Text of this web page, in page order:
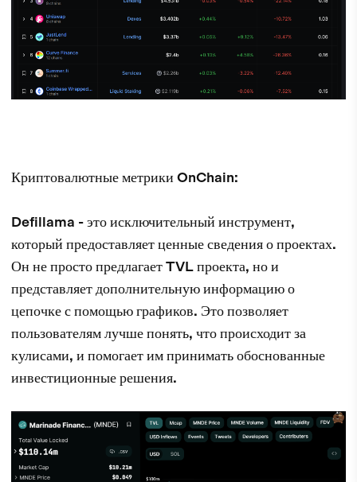
Криптовалютные метрики OnChain:
Defillama - это исключительный инструмент,
который предоставляет ценные сведения о проектах.
Он не просто предлагает TVL проекта, но и
представляет дополнительную информацию о
цепочке с помощью графиков. Это позволяет
пользователям лучше понять, что происходит за
кулисами, и помогает им принимать обоснованные
инвестиционные решения.